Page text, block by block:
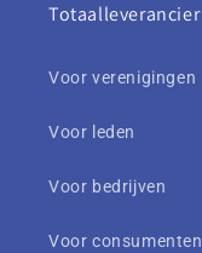
Totaalleverancier
Voor verenigingen
Voor leden
Voor bedrijven
Voor consumenten